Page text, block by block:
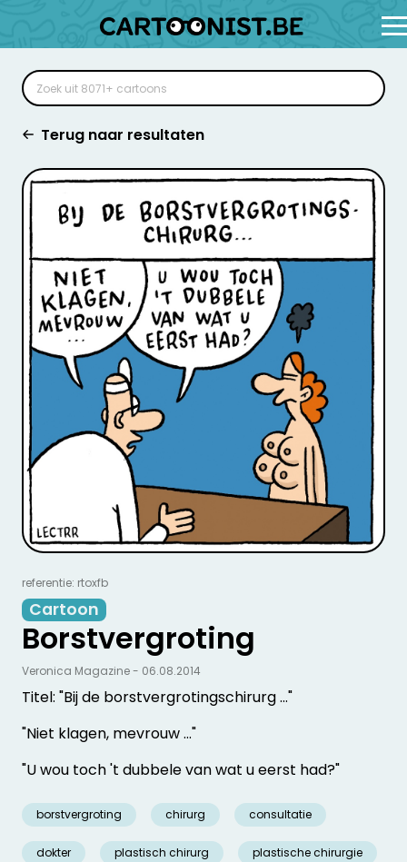
Terug naar resultaten
referentie: rtoxfb
Cartoon
Borstvergroting
Titel: "Bij de borstvergrotingschirurg ..."
"Niet klagen, mevrouw ..."
"U wou toch 't dubbele van wat u eerst had?"
borstvergroting chirurg consultatie
dokter plastisch chirurg plastische chirurgie
Veronica Magazine - 06.08.2014